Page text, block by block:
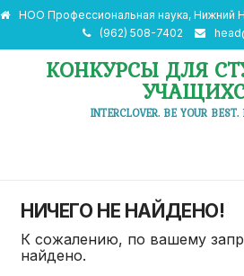
НОО Профессиональная наука, Нижний
(962) 508-7402
КОНКУРСЫ ДЛЯ
INTERCLOVER. BE YOUR
НИЧЕГО НЕ НАЙДЕНО!
К сожалению, по вашему
найдено.